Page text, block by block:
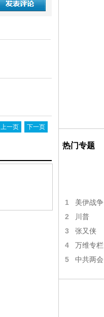
上一页 下一页
热门专题
1 美伊战争
2 川普
3 张又侠
4 万维专栏
5 中共两会